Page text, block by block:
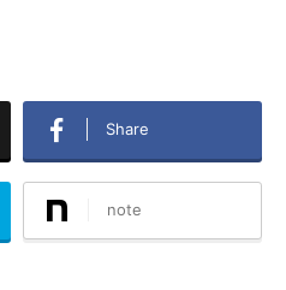
Share
note